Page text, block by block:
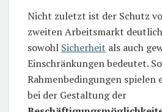
Nicht zuletzt ist der Schutz
zweiten Arbeitsmarkt
sowohl Sicherheit als auch
Einschränkungen bedeutet.
Rahmenbedingungen spielen
bei der Gestaltung der